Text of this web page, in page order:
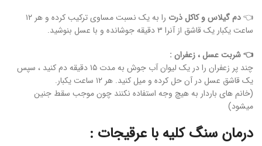
👈دم گیلاس و کاکل ذرت
را به یک نسبت مساوی ترکیب کرده و هر ۱۲
ساعت یکبار یک قاشق از آنرا ۳ دقیقه جوشانده و با عسل بنوشید.
👈 شربت عسل ، زعفران :
چند پر زعفران را در یک لیوان آب جوش به مدت ۱۵ دقیقه دم کنید ، سپس
یک قاشق عسل در آن حل کرده و میل کنید. هر ۱۲ ساعت یکبار.
(خانم های باردار به هیچ وجه استفاده نکنند چون موجب سقط جنین
میشود)
درمان سنگ کلیه با عرقیجات :